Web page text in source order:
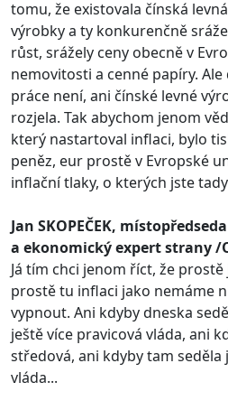
tomu, že existovala čínská
výrobky a ty konkurenčně
růst, srážely ceny obecně v
nemovitosti a cenné papíry. Ale
práce není, ani čínské levné
rozjela. Tak abychom jenom
který nastartoval inflaci, bylo
peněz, eur prostě v Evropské
inflační tlaky, o kterých jste
Jan SKOPEČEK,
a ekonomický expert strany /
Já tím chci jenom říct, že
prostě tu inflaci jako nemáme
vypnout. Ani kdyby dneska
ještě více pravicová vláda, ani
středová, ani kdyby tam seděla
vláda...